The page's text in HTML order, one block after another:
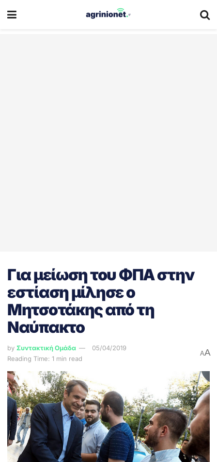
Για μείωση του ΦΠΑ στην
εστίαση μίλησε ο
Μητσοτάκης από τη
Ναύπακτο
by Συντακτική Ομάδα
05/04/2019
Reading Time: 1 min read
AA